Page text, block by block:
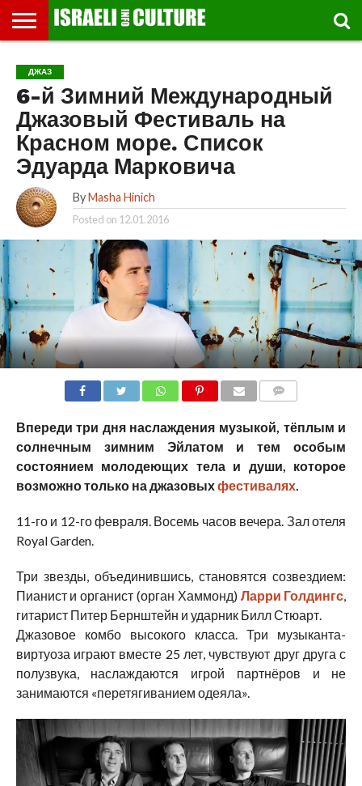
МУЗЕИ
СТРАНА
ФЕСТИВАЛЕЙ
ТЕАТР
КНИГИ.
ТЕКСТЫ
МУЗЫКА
РЕЛИГИЯ/
ИСТОРИЯ
ДВИЖЕНИЕ
ДЕТИ
ВЫХОДНОГО
ДНЯ
МАРШРУТЫ
ПРОГУЛЬЩИКА
ВИДЕО-
РЕЧИ
ВПЕЧАТЛЕНИЯ
ВСТРЕЧИ
И
ЛЕКЦИИ
ИНТЕРВЬЮ
КИНО
TEL
AVIV
GLOBAL
ДЖАЗ
6-й Зимний Международный
Джазовый Фестиваль на
Красном море. Список
Эдуарда Марковича
By Masha Hinich
Posted on 12.01.2016
Впереди три дня наслаждения музыкой, тёплым и
солнечным зимним Эйлатом и тем особым
состоянием молодеющих тела и души, которое
возможно только на джазовыхфестивалях.
11-го и 12-го февраля. Восемь часов вечера. Зал отеля
Royal Garden.
Три звезды, объединившись, становятся созвездием:
Пианист и органист (орган Хаммонд) Ларри Голдингс
гитарист Питер Бернштейн и ударник Билл Стюарт.
Джазовое комбо высокого класса. Три музыканта-
виртуоза играют вместе 25 лет, чувствуют друг друга с
полузвука, наслаждаются игрой партнёров и не
занимаются «перетягиванием одеяла».